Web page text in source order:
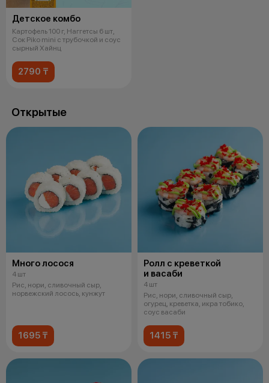
Детское комбо
Картофель 100 г, Наггетсы 6 шт,
Сок Piko mini с трубочкой и соус
сырный Хайнц
2790 ₸
Открытые
Много лосося
4 шт
Рис, нори, сливочный сыр,
норвежский лосось, кунжут
1695 ₸
Ролл с креветкой
и васаби
4 шт
Рис, нори, сливочный сыр,
огурец, креветка, икра тобико,
соус васаби
1415 ₸